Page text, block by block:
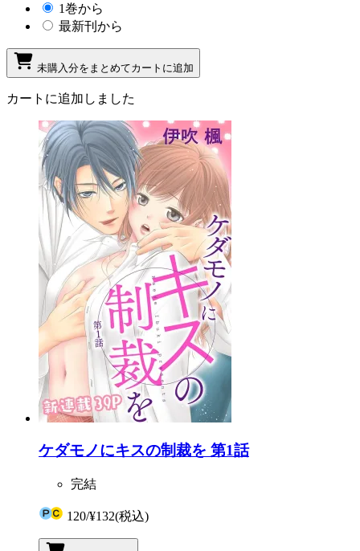
1巻から
最新刊から
未購入分をまとめてカートに追加
カートに追加しました
ケダモノにキスの制裁を 第1話
完結
120/¥132(税込)